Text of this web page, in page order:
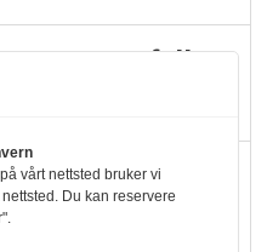
men fulle
mat i butikken
vårt nettsted bruker vi
Du kan reservere